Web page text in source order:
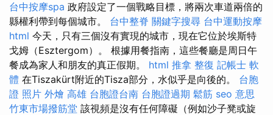
台中按摩spa 政府設定了一個戰略目標，將兩次車道兩倍的
縣權利帶到每個城市。 台中整脊 關鍵字搜尋 台中運動按摩
html 今天，只有三個沒有實現的城市，現在它位於埃斯特
戈姆（Esztergom）。 根據用餐指南，這些餐廳是周日午
餐成為家人和朋友的真正假期。 html 推拿 整復 記帳士 軟
體 在Tiszakürt附近的Tisza部分，水似乎是向後的。 台胞
證 照片 外燴 高雄 台胞證台南 台胞證過期 鬆筋 seo 意思
竹東市場撥筋堂 該視頻是沒有任何障礙（例如沙子凳或旋